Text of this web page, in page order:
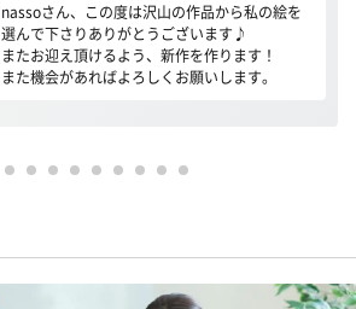
nassoさん、この度は沢山の作品から私の絵を
選んで下さりありがとうございます♪
またお迎え頂けるよう、新作を作ります！
また機会があればよろしくお願いします。